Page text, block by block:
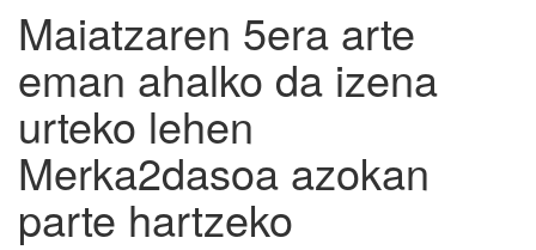
Maiatzaren 5era arte
eman ahalko da izena
urteko lehen
Merka2dasoa azokan
parte hartzeko